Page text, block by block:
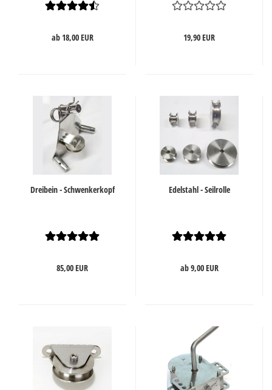
ab 18,00 EUR 19,90 EUR
Dreibein - Schwenkerkopf
85,00 EUR
Edelstahl - Seilrolle
ab 9,00 EUR